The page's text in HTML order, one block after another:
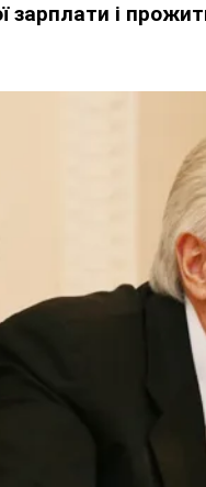
зарплати і